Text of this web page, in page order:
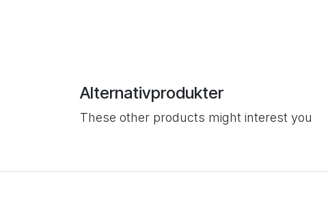
Alternativprodukter
These other products might interest you